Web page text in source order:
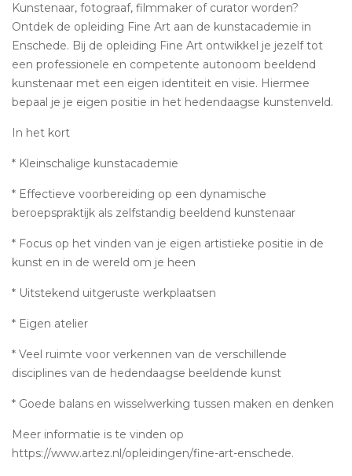
Kunstenaar, fotograaf, filmmaker of curator worden?
Ontdek de opleiding Fine Art aan de kunstacademie in
Enschede. Bij de opleiding Fine Art ontwikkel je jezelf tot
een professionele en competente autonoom beeldend
kunstenaar met een eigen identiteit en visie. Hiermee
bepaal je je eigen positie in het hedendaagse kunstenveld.
In het kort
* Kleinschalige kunstacademie
* Effectieve voorbereiding op een dynamische
beroepspraktijk als zelfstandig beeldend kunstenaar
* Focus op het vinden van je eigen artistieke positie in de
kunst en in de wereld om je heen
* Uitstekend uitgeruste werkplaatsen
* Eigen atelier
* Veel ruimte voor verkennen van de verschillende
disciplines van de hedendaagse beeldende kunst
* Goede balans en wisselwerking tussen maken en denken
Meer informatie is te vinden op
https://www.artez.nl/opleidingen/fine-art-enschede.